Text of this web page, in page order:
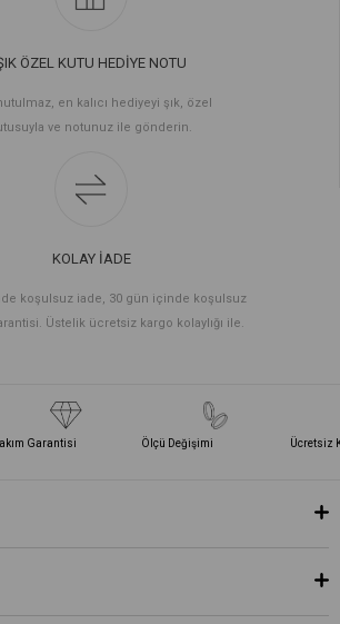
ÖZEL KUTU HEDİYE NOTU
en kalıcı hediyeyi şık, özel
ve notunuz ile gönderin.
KOLAY İADE
koşulsuz iade, 30 gün içinde koşulsuz
Üstelik ücretsiz kargo kolaylığı ile.
Garantisi Ölçü Değişimi Ücretsiz